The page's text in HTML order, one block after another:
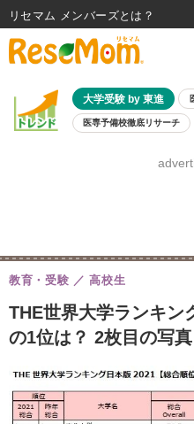
大学受験 by 東進
医専予備校徹底リサーチ
8月開催学校
THE世界大学ランキン
の1位は？ 2枚目の写
教育・受験 高校生
リセマム メンバーズ